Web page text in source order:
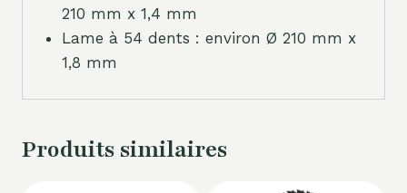
210 mm x 1,4 mm
Lame à 54 dents : environ Ø 210 mm x
1,8 mm
Produits similaires